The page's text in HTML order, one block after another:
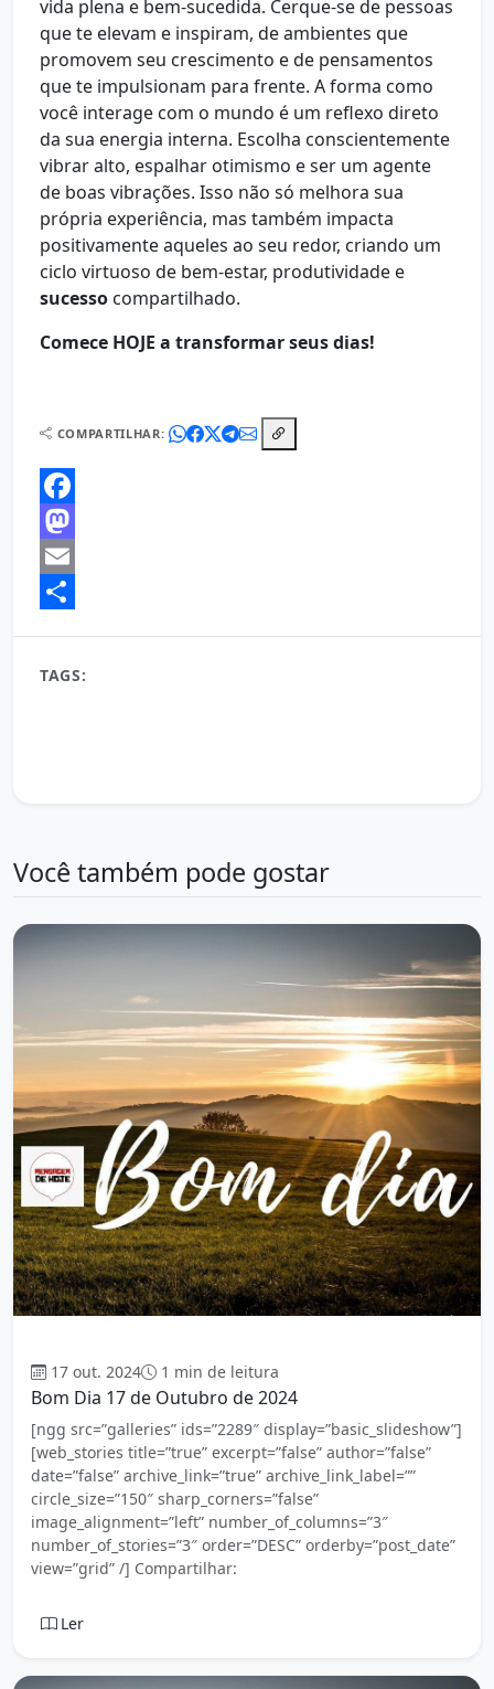
vida plena e bem-sucedida. Cerque-se de pessoas
que te elevam e inspiram, de ambientes que
promovem seu crescimento e de pensamentos
que te impulsionam para frente. A forma como
você interage com o mundo é um reflexo direto
da sua energia interna. Escolha conscientemente
vibrar alto, espalhar otimismo e ser um agente
de boas vibrações. Isso não só melhora sua
própria experiência, mas também impacta
positivamente aqueles ao seu redor, criando um
ciclo virtuoso de bem-estar, produtividade e
sucesso compartilhado.
Comece HOJE a transformar seus dias!
COMPARTILHAR:
Facebook
Mastodon
Email
TAGS:
Você também pode gostar
17 out. 2024 1 min de leitura
Bom Dia 17 de Outubro de 2024
[ngg src=”galleries” ids=”2289″ display=”basic_slideshow”]
[web_stories title=”true” excerpt=”false” author=”false”
date=”false” archive_link=”true” archive_link_label=””
circle_size=”150″ sharp_corners=”false”
image_alignment=”left” number_of_columns=”3″
number_of_stories=”3″ order=”DESC” orderby=”post_date”
view=”grid” /] Compartilhar:
Ler